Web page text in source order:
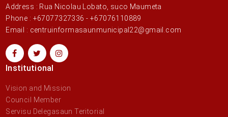
Address : Rua Nicolau Lobato, suco Maumeta
Phone : +67077327336 - +67076110889
Email : centruinformasaunmunicipal22@gmail.com
Institutional
Vision and Mission
Council Member
Servisu Delegasaun Teritorial